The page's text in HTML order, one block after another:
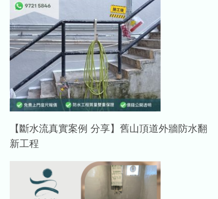
【斷水流真實案例 分享】舊山頂道外牆防水翻
新工程